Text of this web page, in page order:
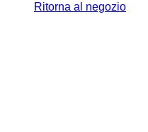
Ritorna al negozio